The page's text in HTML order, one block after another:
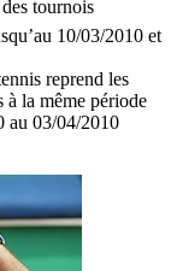
tournois
10/03/2010 et
reprend les
à la même période
au 03/04/2010